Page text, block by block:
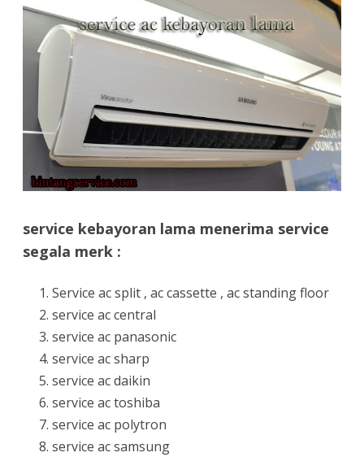
service kebayoran lama menerima service
segala merk :
Service ac split , ac cassette , ac standing floor
service ac central
service ac panasonic
service ac sharp
service ac daikin
service ac toshiba
service ac polytron
service ac samsung